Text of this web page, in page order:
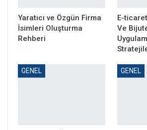
Yaratıcı ve Özgün Firma
İsimleri Oluşturma
Rehberi
E-
Ve
GENEL GENEL